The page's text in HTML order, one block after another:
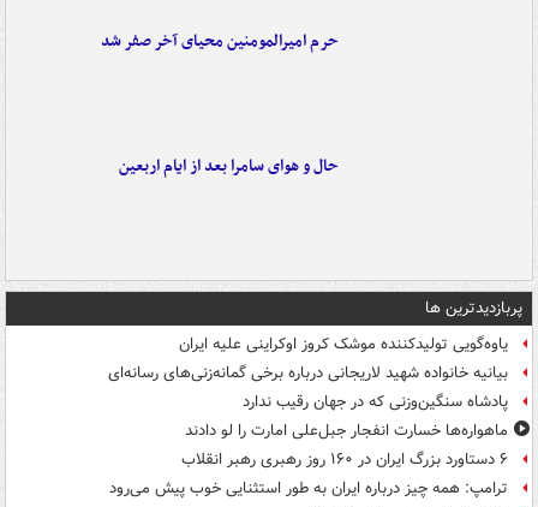
حرم امیرالمومنین محیای آخر صفر شد
حال و هوای سامرا بعد از ایام اربعین
پربازدیدترین ها
یاوه‌گویی تولیدکننده موشک کروز اوکراینی علیه ایران
بیانیه خانواده شهید لاریجانی درباره برخی گمانه‌زنی‌های رسانه‌ای
پادشاه سنگین‌وزنی که در جهان رقیب ندارد
ماهواره‌ها خسارت انفجار جبل‌علی امارت را لو دادند
۶ دستاورد بزرگ ایران در ۱۶۰ روز رهبری رهبر انقلاب
ترامپ: همه چیز درباره ایران به طور استثنایی خوب پیش می‌رود